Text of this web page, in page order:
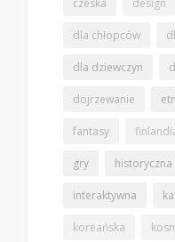
czeska design
dla chłopców
dla dziewczyn
dojrzewanie
fantasy
gry historyczna
interaktywna
koreańska